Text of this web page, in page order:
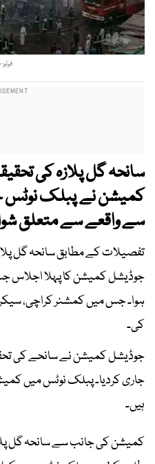
سانحہ گل پلازہ کی
کمیشن نے پبلک نوٹس
سے واقعے سے متعلق
تفصیلات کے مطابق سانحہ گل
جوڈیشل کمیشن کا پہلا اجلاس
ہوا۔ جس میں کمشنر کراچی،
کی۔
جوڈیشل کمیشن نے سانحے کی
جاری کردیا۔ پبلک نوٹس میں
ہیں۔
کمیشن کی جانب سے سانحہ گل